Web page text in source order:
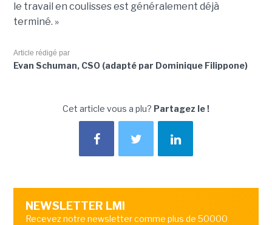
le travail en coulisses est généralement déjà
terminé. »
Article rédigé par
Evan Schuman, CSO (adapté par Dominique Filippone)
Cet article vous a plu? Partagez le !
NEWSLETTER LMI
Recevez notre newsletter comme plus de 50000